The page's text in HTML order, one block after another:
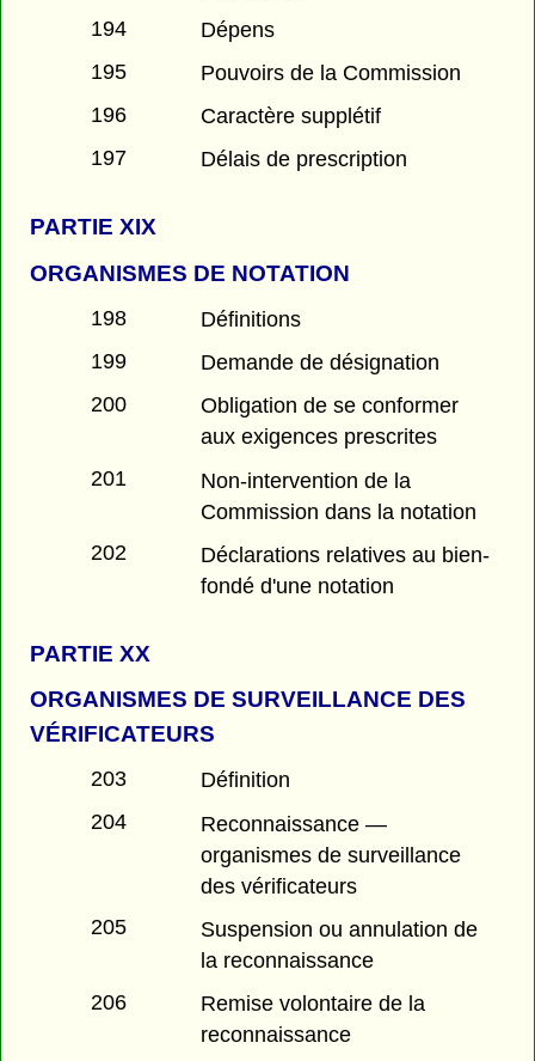
194
Dépens
195
Pouvoirs de la Commission
196
Caractère supplétif
197
Délais de prescription
PARTIEXIX
ORGANISMES DE NOTATION
198
Définitions
199
Demande de désignation
200
Obligation de se conformer
aux exigences prescrites
201
Non-intervention de la
Commission dans la notation
202
Déclarations relatives au bien-
fondé d'une notation
PARTIEXX
ORGANISMES DE SURVEILLANCE DES
VÉRIFICATEURS
203
Définition
204
Reconnaissance —
organismes de surveillance
des vérificateurs
205
Suspension ou annulation de
la reconnaissance
206
Remise volontaire de la
reconnaissance